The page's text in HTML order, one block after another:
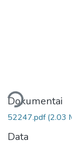
Dokumentai
52247.pdf(2.03
Data